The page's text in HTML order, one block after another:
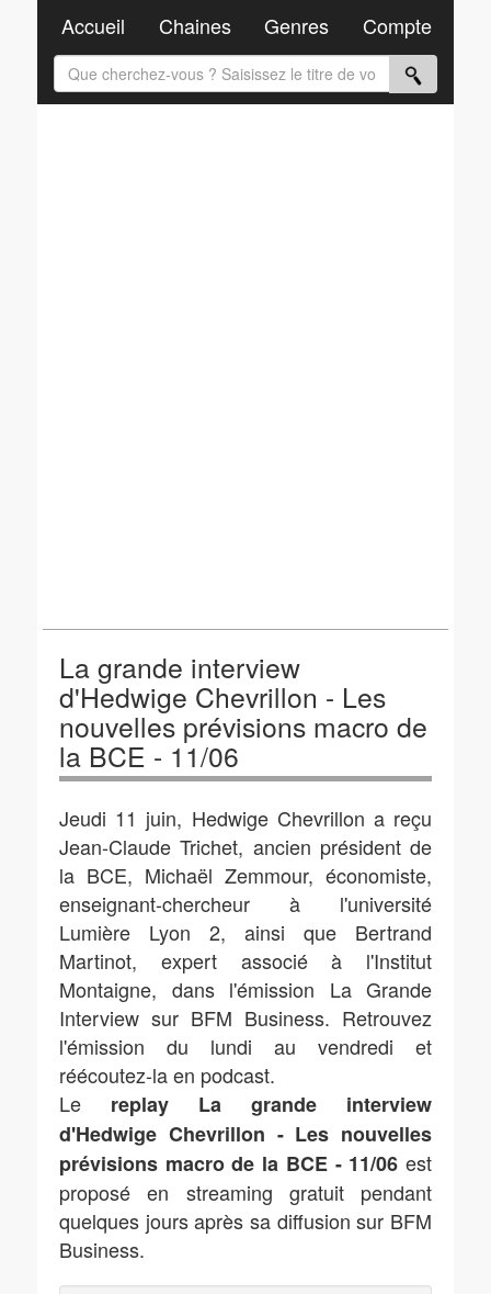
La grande interview
d'Hedwige Chevrillon - Les
nouvelles prévisions macro de
la BCE - 11/06
Jeudi 11 juin, Hedwige Chevrillon a reçu
Jean-Claude Trichet, ancien président de
la BCE, Michaël Zemmour, économiste,
enseignant-chercheur à l'université
Lumière Lyon 2, ainsi que Bertrand
Martinot, expert associé à l'Institut
Montaigne, dans l'émission La Grande
Interview sur BFM Business. Retrouvez
l'émission du lundi au vendredi et
réécoutez-la en podcast.
Le replay La grande interview
d'Hedwige Chevrillon - Les nouvelles
prévisions macro de la BCE - 11/06 est
proposé en streaming gratuit pendant
quelques jours après sa diffusion sur BFM
Business.
Accueil Chaines Genres Compte